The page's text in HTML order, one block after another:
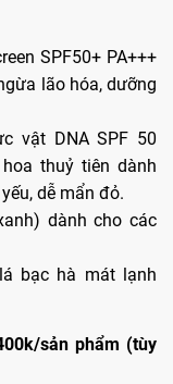
SPF50+ PA+++
lão hóa, dưỡng
vật DNA SPF 50
thuỷ tiên dành
dễ mẩn đỏ.
dành cho các
bạc hà mát lạnh
sản phẩm (tùy